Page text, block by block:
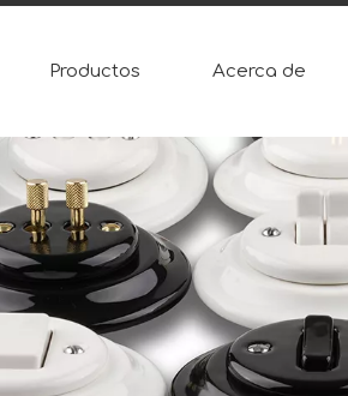
Productos Acerca de